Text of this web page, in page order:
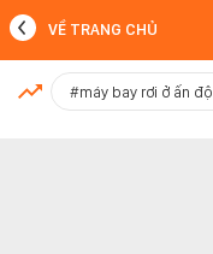
MỚI NHẤT
VỀ TRANG CHỦ
#máy bay rơi ở ấn độ